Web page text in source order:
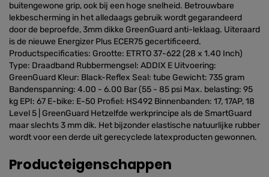
buitengewone grip, ook bij een hoge snelheid. Betrouwbare
lekbescherming in het alledaags gebruik wordt gegarandeerd
door de beproefde, 3mm dikke GreenGuard anti-leklaag. Uiteraard
is de nieuwe Energizer Plus ECER75 gecertificeerd.
Productspecificaties: Grootte: ETRTO 37-622 (28 x 1.40 Inch)
Type: Draadband Rubbermengsel: ADDIX E Uitvoering:
GreenGuard Kleur: Black-Reflex Seal: tube Gewicht: 735 gram
Bandenspanning: 4.00 - 6.00 Bar (55 - 85 psi Max. belasting: 95
kg EPI: 67 E-bike: E-50 Profiel: HS492 Binnenbanden: 17, 17AP, 18
Level 5 | GreenGuard Hetzelfde werkprincipe als de SmartGuard
maar slechts 3 mm dik. Het bijzonder elastische natuurlijke rubber
wordt voor een derde uit gerecyclede latexproducten gewonnen.
Producteigenschappen